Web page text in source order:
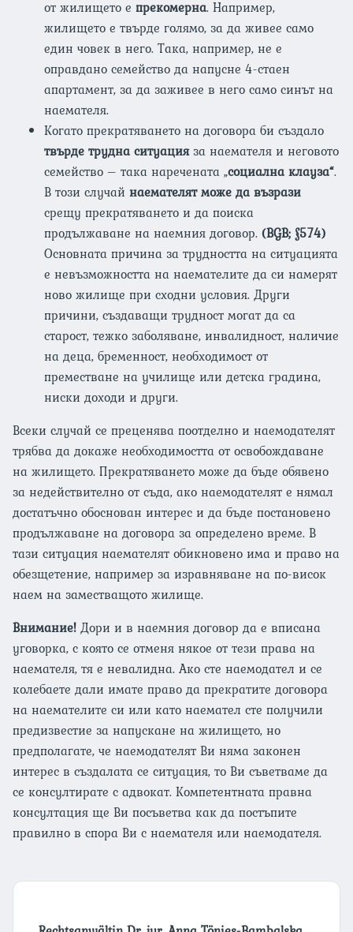
от жилището епрекомерна. Например,
жилището е твърде голямо, за да живее само
един човек в него. Така, например, не е
оправдано семейство да напусне 4-стаен
апартамент, за да заживее в него само синът на
наемателя.
Когато прекратяването на договора би създало
твърде трудна ситуацияза наемателя и неговото
семейство – така наречената „социална клауза“.
В този случайнаемателят може да възрази
срещу прекратяването и да поиска
продължаване на наемния договор.(BGB; §574)
Основната причина за трудността на ситуацията
е невъзможността на наемателите да си намерят
ново жилище при сходни условия. Други
причини, създаващи трудност могат да са
старост, тежко заболяване, инвалидност, наличие
на деца, бременност, необходимост от
преместване на училище или детска градина,
ниски доходи и други.
Всеки случай се преценява поотделно и наемодателят
трябва да докаже необходимостта от освобождаване
на жилището. Прекратяването може да бъде обявено
за недействително от съда, ако наемодателят е нямал
достатъчно обоснован интерес и да бъде постановено
продължаване на договора за определено време. В
тази ситуация наемателят обикновено има и право на
обезщетение, например за изравняване на по-висок
наем на заместващото жилище.
Внимание!Дори и в наемния договор да е вписана
уговорка, с която се отменя някое от тези права на
наемателя, тя е невалидна. Ако сте наемодател и се
колебаете дали имате право да прекратите договора
на наемателите си или като наемател сте получили
предизвестие за напускане на жилището, но
предполагате, че наемодателят Ви няма законен
интерес в създалата се ситуация, то Ви съветваме да
се консултирате с адвокат. Компетентната правна
консултация ще Ви посъветва как да постъпите
правилно в спора Ви с наемателя или наемодателя.